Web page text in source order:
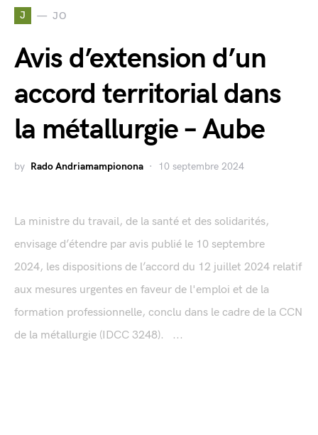
J JO
Avis d’extension d’un
accord territorial dans
la métallurgie – Aube
by Rado Andriamampionona 10 septembre 2024
La ministre du travail, de la santé et des solidarités,
envisage d’étendre par avis publié le 10 septembre
2024, les dispositions de l’accord du 12 juillet 2024 relatif
aux mesures urgentes en faveur de l'emploi et de la
formation professionnelle, conclu dans le cadre de la CCN
de la métallurgie (IDCC 3248). ...